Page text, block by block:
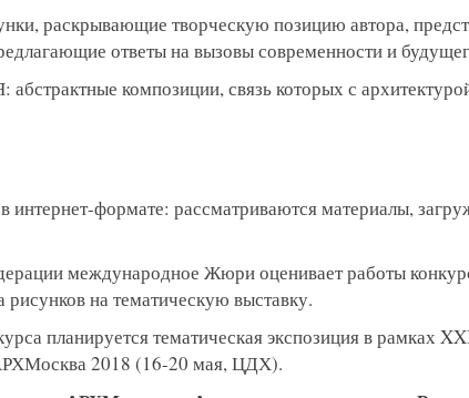
раскрывающие творческую позицию автора,
ответы на вызовы современности и
композиции, связь которых с
интернет-формате: рассматриваются материалы,
международное Жюри оценивает работы
на тематическую выставку.
планируется тематическая экспозиция в рамках
2018 (16-20 мая, ЦДХ).